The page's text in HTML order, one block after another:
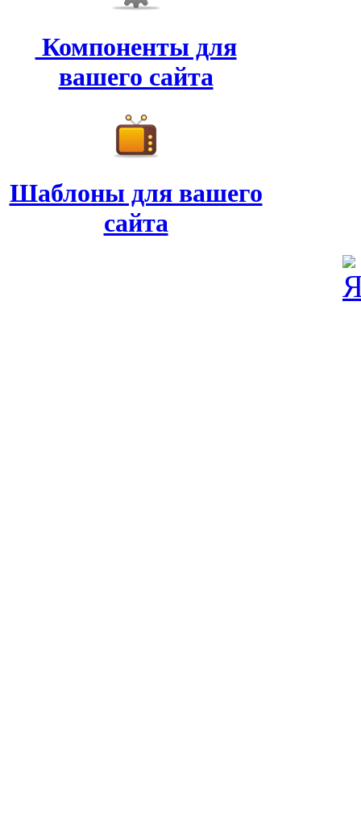
Компоненты для
вашего сайта
Шаблоны для вашего
сайта